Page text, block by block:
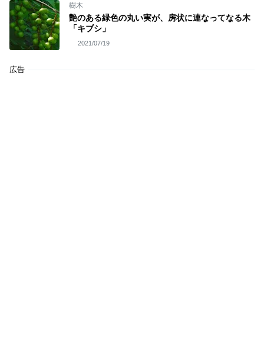
樹木
艶のある緑色の丸い実が、房状に連なってなる木
「キブシ」
2021/07/19
広告